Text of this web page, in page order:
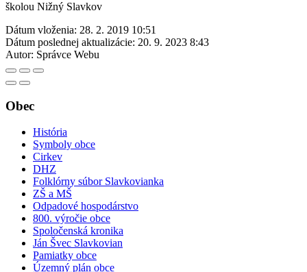
školou Nižný Slavkov
Dátum vloženia: 28. 2. 2019 10:51
Dátum poslednej aktualizácie: 20. 9. 2023 8:43
Autor: Správce Webu
Obec
História
Symboly obce
Cirkev
DHZ
Folklórny súbor Slavkovianka
ZŠ a MŠ
Odpadové hospodárstvo
800. výročie obce
Spoločenská kronika
Ján Švec Slavkovian
Pamiatky obce
Územný plán obce